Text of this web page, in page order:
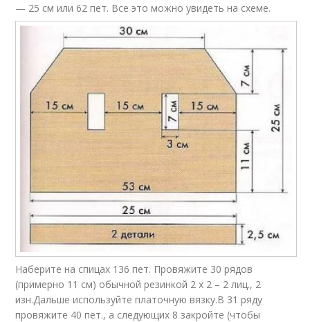
— 25 см или 62 пет. Все это можно увидеть на схеме.
Наберите на спицах 136 пет. Провяжите 30 рядов
(примерно 11 см) обычной резинкой 2 х 2 – 2 лиц., 2
изн.Дальше используйте платочную вязку.В 31 ряду
провяжите 40 пет., а следующих 8 закройте (чтобы